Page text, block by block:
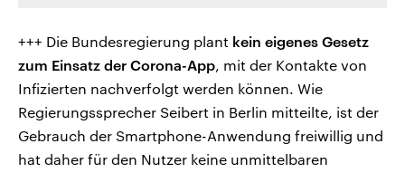
+++ Die Bundesregierung plant kein eigenes Gesetz
zum Einsatz der Corona-App, mit der Kontakte von
Infizierten nachverfolgt werden können. Wie
Regierungssprecher Seibert in Berlin mitteilte, ist der
Gebrauch der Smartphone-Anwendung freiwillig und
hat daher für den Nutzer keine unmittelbaren